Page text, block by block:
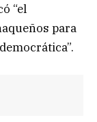
“el
para